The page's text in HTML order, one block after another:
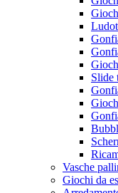
Slide
Vasche
Giochi da